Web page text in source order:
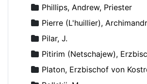
Phillips, Andrew, Priester
Pierre (L'huillier),
Pilar, J.
Pitirim (Netschajew), Erzbischof von
Platon, Erzbischof von